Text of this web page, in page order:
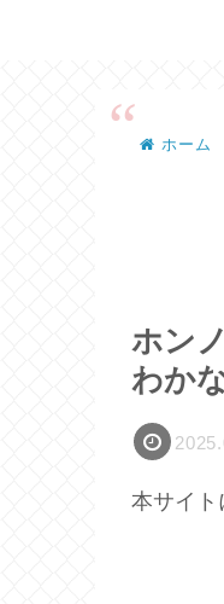
ホーム
ホン
わか
本サイト